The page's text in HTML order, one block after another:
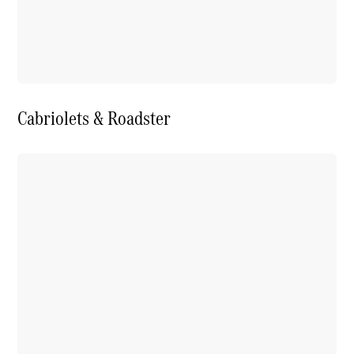
Cabriolets & Roadster